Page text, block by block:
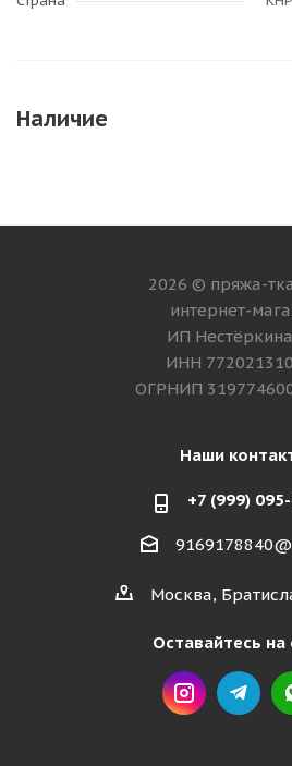
Наличие
2026 © пряжа-
интернет-
ИП
ИНН
ОГРНИП
Наши
+7 (999)
Москва,
Оставайтесь на